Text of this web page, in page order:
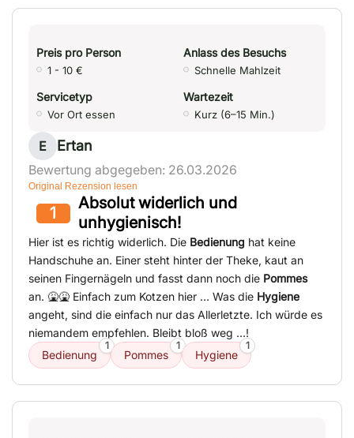
Preis pro Person
1 - 10 €
Anlass des Besuchs
Schnelle Mahlzeit
Servicetyp
Vor Ort essen
Wartezeit
Kurz (6–15 Min.)
E Ertan
Bewertung abgegeben: 26.03.2026
Original Rezension lesen
1
Absolut widerlich und
unhygienisch!
Hier ist es richtig widerlich. Die Bedienung hat keine
Handschuhe an. Einer steht hinter der Theke, kaut an
seinen Fingernägeln und fasst dann noch die Pommes
an. 🤮🤮 Einfach zum Kotzen hier … Was die Hygiene
angeht, sind die einfach nur das Allerletzte. Ich würde es
niemandem empfehlen. Bleibt bloß weg …!
Bedienung
1
Pommes
1
Hygiene
1